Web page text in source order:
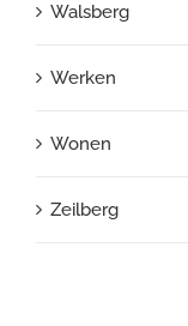
Walsberg
Werken
Wonen
Zeilberg